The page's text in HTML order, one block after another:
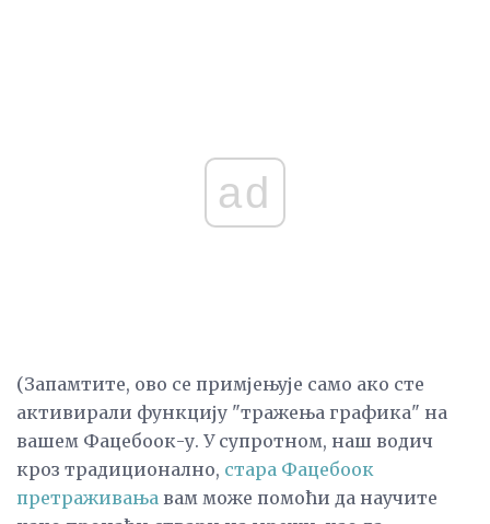
ad
(Запамтите, ово се примјењује само ако сте
активирали функцију "тражења графика" на
вашем Фацебоок-у. У супротном, наш водич
кроз традиционално, стара Фацебоок
претраживања вам може помоћи да научите